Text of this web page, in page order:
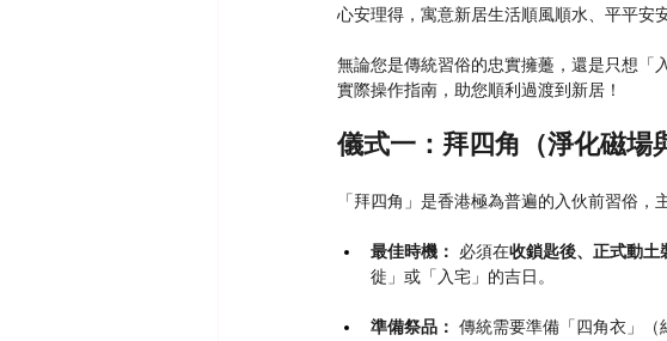
心安理得，寓意新居生活順風順水、平平安安
無論您是傳統習俗的忠實擁躉，還是只想「
實際操作指南，助您順利過渡到新居！
儀式一：拜四角（淨化磁場
「拜四角」是香港極為普遍的入伙前習俗
最佳時機： 必須在收鎖匙後、正式動土
徙」或「入宅」的吉日。
準備祭品： 傳統需要準備「四角衣」